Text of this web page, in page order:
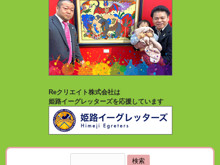
Reクリエイト株式会社は
姫路イーグレッターズを応援しています